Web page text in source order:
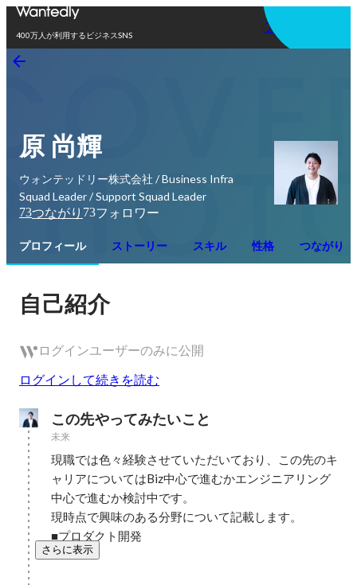
400万人が利用するビジネスSNS
アプリを使う
原 尚輝
ウォンテッドリー株式会社 / Business Infra
Squad Leader / Support Squad Leader
73つながり 73フォロワー
プロフィール ストーリー スキル 性格 つながり
自己紹介
ログインユーザーのみに公開
ログインして続きを読む
この先やってみたいこと
未来
現職では色々経験させていただいており、この先のキ
ャリアについてはBiz中心で進むかエンジニアリング
中心で進むか検討中です。
現時点で興味のある分野について記載します。
■プロダクト開発
さらに表示